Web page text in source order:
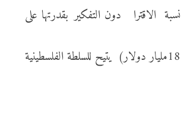
الاقترا دون التفكير بقدرتها على
• رفع الدين العام قد يحلُ الأزمة مؤقتاً لكن مع استنفاذ هذا الخيار سيتم التعثر بسداد الديون. على سبيل المثال عودة الناتج المحلي لمستوى 2022(معدل 18مليار دولار) يتيح للسلطة الفلسطينية